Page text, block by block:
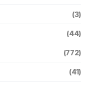
(3)
(44)
(772)
(41)